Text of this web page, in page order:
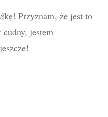
Przyznam, że jest to
jestem